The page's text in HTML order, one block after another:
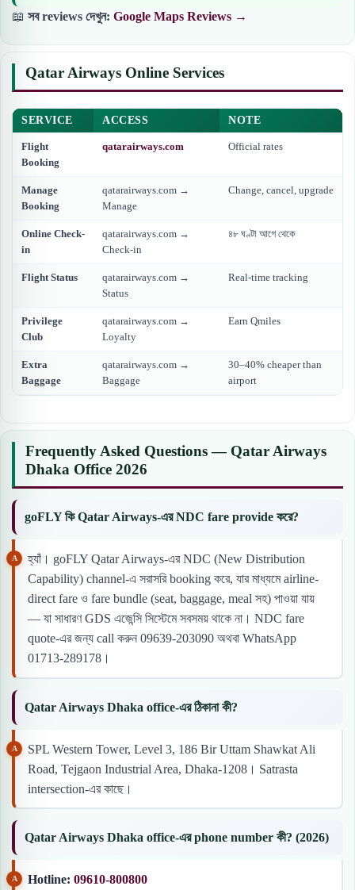
📖 সব reviews দেখুন: Google Maps Reviews →
Qatar Airways Online Services
SERVICE ACCESS NOTE
Flight
Booking
qatarairways.com Official rates
Manage
Booking
qatarairways.com →
Manage
Change, cancel, upgrade
Online Check-
in
qatarairways.com →
Check-in
৪৮ ঘণ্টা আগে থেকে
Flight Status
qatarairways.com →
Status
Real-time tracking
Privilege
Club
qatarairways.com →
Loyalty
Earn Qmiles
Extra
Baggage
qatarairways.com →
Baggage
30–40% cheaper than
airport
Frequently Asked Questions — Qatar Airways
Dhaka Office 2026
goFLY কি Qatar Airways-এর NDC fare provide করে?
হ্যাঁ। goFLY Qatar Airways-এর NDC (New Distribution
Capability) channel-এ সরাসরি booking করে, যার মাধ্যমে airline-
direct fare ও fare bundle (seat, baggage, meal সহ) পাওয়া যায়
— যা সাধারণ GDS এজেন্সি সিস্টেমে সবসময় থাকে না। NDC fare
quote-এর জন্য call করুন 09639-203090 অথবা WhatsApp
01713-289178।
Qatar Airways Dhaka office-এর ঠিকানা কী?
SPL Western Tower, Level 3, 186 Bir Uttam Shawkat Ali
Road, Tejgaon Industrial Area, Dhaka-1208। Satrasta
intersection-এর কাছে।
Qatar Airways Dhaka office-এর phone number কী? (2026)
Hotline: 09610-800800